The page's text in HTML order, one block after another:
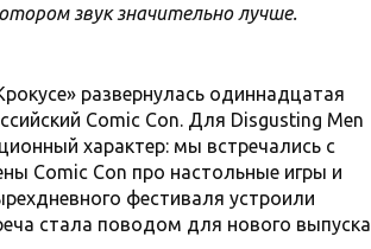
звук значительно лучше.
развернулась одиннадцатая
Comic Con. Для Disgusting Men
характер: мы встречались с
Comic Con про настольные игры и
фестиваля устроили
стала поводом для нового выпуска